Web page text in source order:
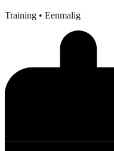
Training • Eenmalig